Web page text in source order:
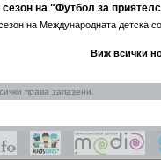
на "Футбол за
на Международната детска
Виж всички
права запазени.